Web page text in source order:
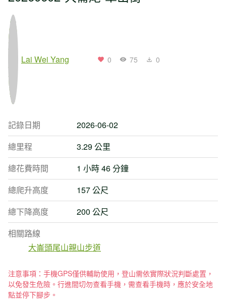
Lai Wei Yang 0 75 0
記錄日期
2026-06-02
總里程
3.29 公里
總花費時間
1 小時 46 分鐘
總爬升高度
157 公尺
總下降高度
200 公尺
相關路線
大崙頭尾山親山步道
注意事項：手機GPS僅供輔助使用，登山需依實際狀況判斷處置，
以免發生危險。行進間切勿查看手機，需查看手機時，應於安全地
點並停下腳步。